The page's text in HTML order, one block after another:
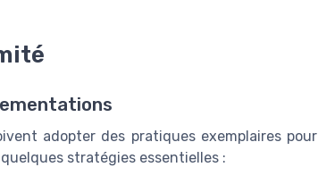
adopter des pratiques exemplaires pour
stratégies essentielles :